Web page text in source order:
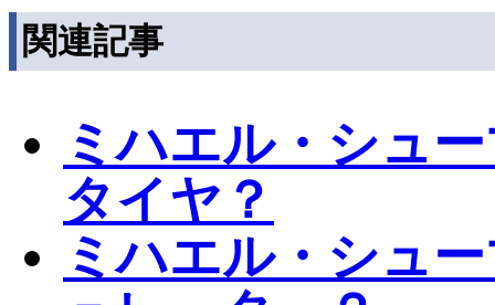
関連記事
ミハエル・シュ
タイヤ？
ミハエル・シュ